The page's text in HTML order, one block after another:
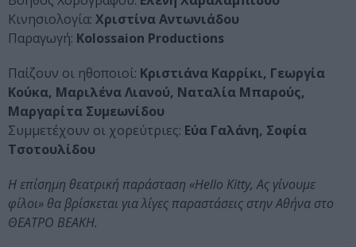
Κινησιολογία: Χριστίνα Αντωνιάδου
Παραγωγή: Kolossaion Productions
Παίζουν οι ηθοποιοί: Κριστιάνα Καρρίκι, Γεωργία
Κούκα, Μαριλένα Λιανού, Ναταλία Μπαρούς,
Μαργαρίτα Συμεωνίδου
Συμμετέχουν οι χορεύτριες: Εύα Γαλάνη, Σοφία
Τσοτουλίδου
Η επίσημη θεατρική παράσταση «Hello Kitty, Ας γίνουμε
φίλοι» θα βρίσκεται για λίγες παραστάσεις στην Αθήνα στο
ΘΕΑΤΡΟ ΒΕΑΚΗ.